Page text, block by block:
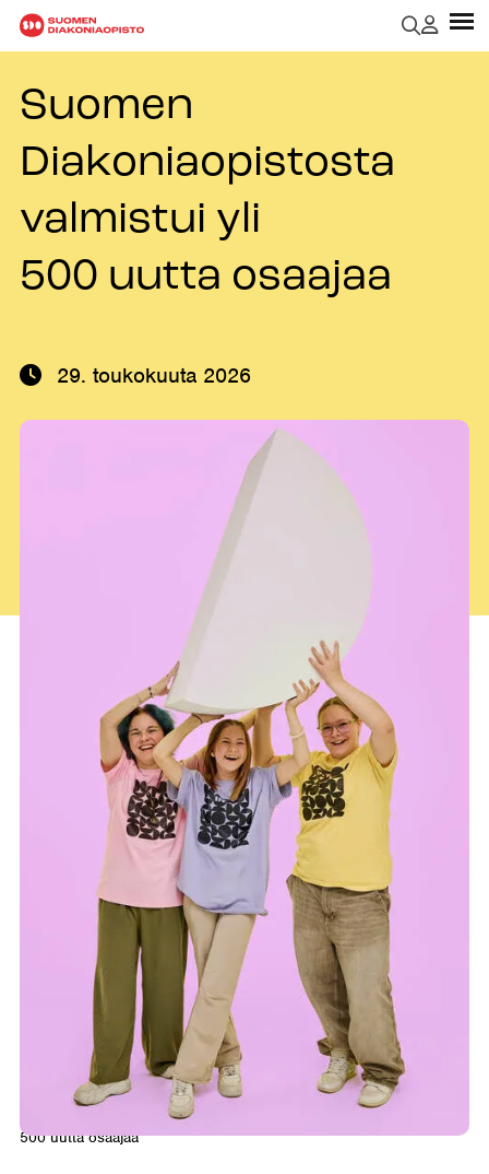
Suomen
Diakoniaopistosta
valmistui yli
500 uutta osaajaa
29. toukokuuta 2026
Ajankohtaista→
500 uutta osaajaa